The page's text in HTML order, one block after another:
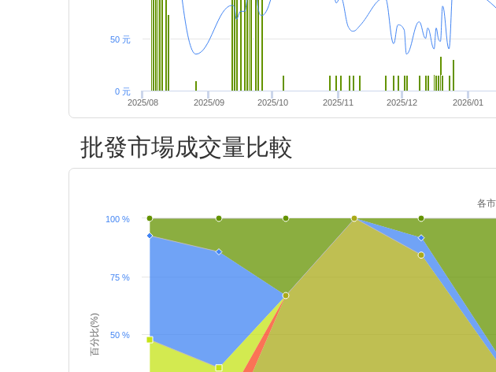
2025/08 2025/09 2025/10 2025/11 2025/12 2026/01
0 元
50 元
批發市場成交量比較
百分比(%)
各
50 %
75 %
100 %